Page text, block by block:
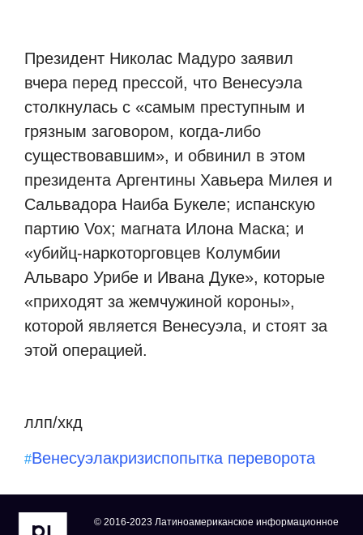
Президент Николас Мадуро заявил
вчера перед прессой, что Венесуэла
столкнулась с «самым преступным и
грязным заговором, когда-либо
существовавшим», и обвинил в этом
президента Аргентины Хавьера Милея и
Сальвадора Наиба Букеле; испанскую
партию Vox; магната Илона Маска; и
«убийц-наркоторговцев Колумбии
Альваро Урибе и Ивана Дуке», которые
«приходят за жемчужиной короны»,
которой является Венесуэла, и стоят за
этой операцией.
ллп/хкд
#Венесуэлакризиспопытка переворота
© 2016-2023 Латиноамериканское информационное